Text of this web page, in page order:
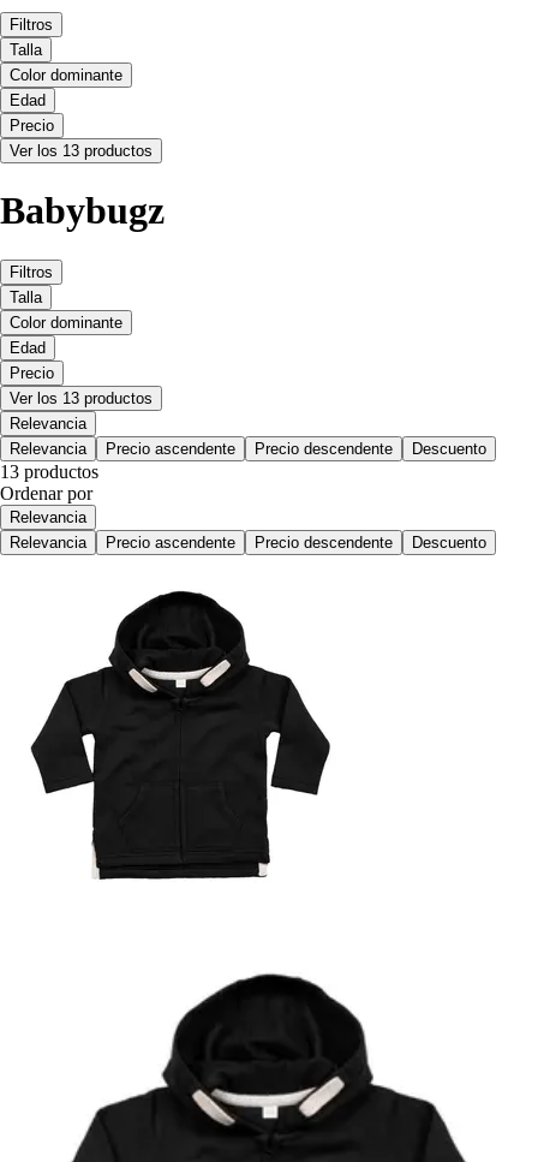
Filtros
Talla
Color dominante
Edad
Precio
Ver los 13 productos
Babybugz
Filtros
Talla
Color dominante
Edad
Precio
Ver los 13 productos
Relevancia
Relevancia
Precio ascendente Precio descendente Descuento
13 productos
Ordenar por
Relevancia
Relevancia
Precio ascendente Precio descendente Descuento